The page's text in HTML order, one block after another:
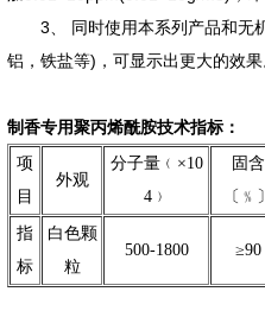
3、 同时使用本系列产品和无
铝，铁盐等)，可显示出更大的效果
制香专用聚丙烯酰胺技术指标：
项
目
外观
分子量﹙×10
4﹚
固含
〔﹪〕
指
标
白色颗
粒
500-1800 ≥90